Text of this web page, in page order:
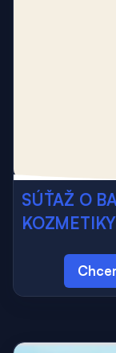
SÚŤAŽ O